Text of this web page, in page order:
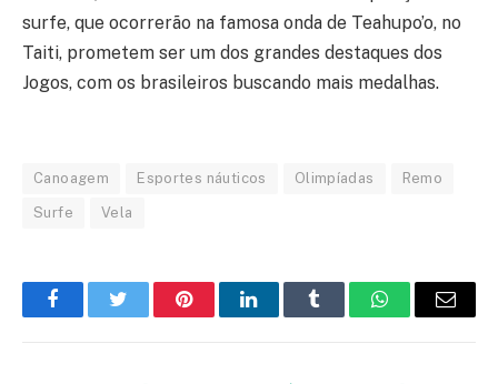
surfe, que ocorrerão na famosa onda de Teahupo’o, no
Taiti, prometem ser um dos grandes destaques dos
Jogos, com os brasileiros buscando mais medalhas.
Canoagem Esportes náuticos Olimpíadas Remo
Surfe Vela
FacebookTwitter PinterestLinkedInTumblr WhatsApp
E-